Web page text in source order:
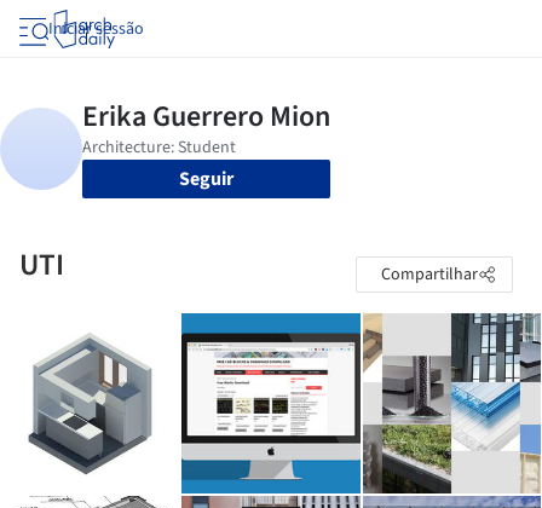
Iniciar sessão
Seguir
UTI Compartilhar